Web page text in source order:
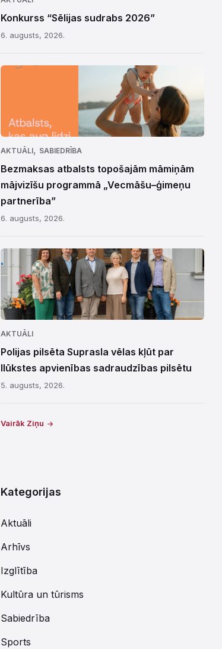
Konkurss “Sēlijas sudrabs 2026”
6. augusts, 2026.
AKTUĀLI, SABIEDRĪBA
Bezmaksas atbalsts topošajām māmiņām
mājvizīšu programmā „Vecmāšu–ģimeņu
partnerība”
6. augusts, 2026.
AKTUĀLI
Polijas pilsēta Suprasla vēlas kļūt par
Ilūkstes apvienības sadraudzības pilsētu
5. augusts, 2026.
Vairāk Ziņu
Kategorijas
Aktuāli
Arhīvs
Izglītība
Kultūra un tūrisms
Sabiedrība
Sports